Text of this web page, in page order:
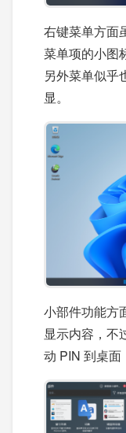
右键菜单方面
菜单项的小图
另外菜单似乎
显。
小部件功能方
显示内容，不
动 PIN 到桌面